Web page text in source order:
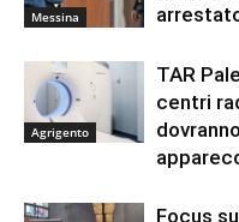
Messina
Agrigento
TAR
centri
Focus